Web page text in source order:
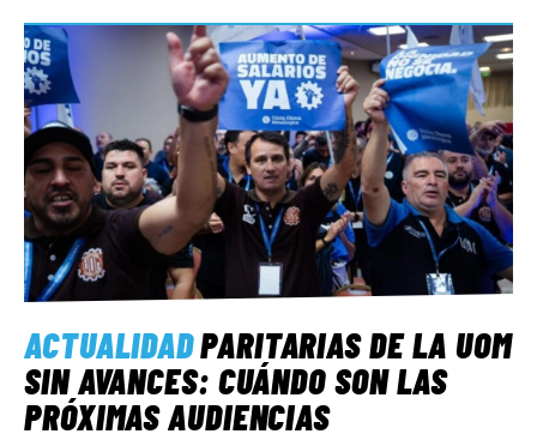
ACTUALIDADPARITARIAS DE LA UOM
SIN AVANCES: CUÁNDO SON LAS
PRÓXIMAS AUDIENCIAS